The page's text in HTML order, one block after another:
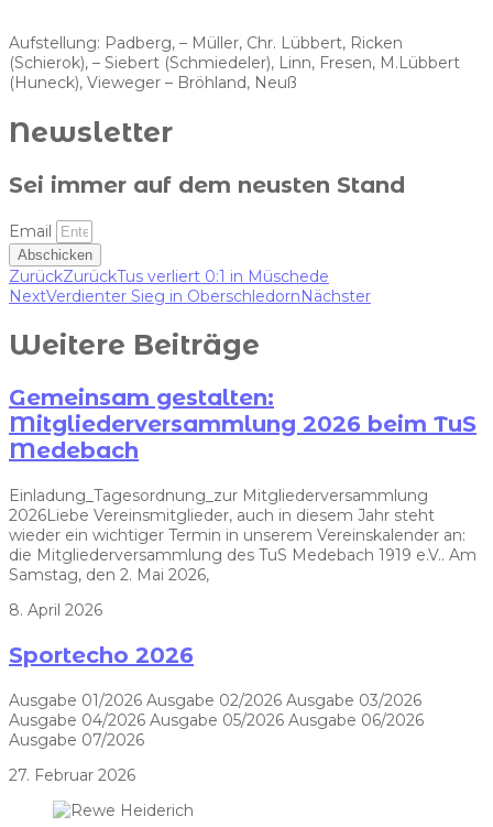
Aufstellung: Padberg, – Müller, Chr. Lübbert, Ricken
(Schierok), – Siebert (Schmiedeler), Linn, Fresen, M.Lübbert
(Huneck), Vieweger – Bröhland, Neuß
Newsletter
Sei immer auf dem neusten Stand
Email
Abschicken
ZurückZurückTus verliert 0:1 in Müschede
NextVerdienter Sieg in OberschledornNächster
Weitere Beiträge
Gemeinsam gestalten:
Mitgliederversammlung 2026 beim TuS
Medebach
Einladung_Tagesordnung_zur Mitgliederversammlung
2026Liebe Vereinsmitglieder, auch in diesem Jahr steht
wieder ein wichtiger Termin in unserem Vereinskalender an:
die Mitgliederversammlung des TuS Medebach 1919 e.V.. Am
Samstag, den 2. Mai 2026,
8. April 2026
Sportecho 2026
Ausgabe 01/2026 Ausgabe 02/2026 Ausgabe 03/2026
Ausgabe 04/2026 Ausgabe 05/2026 Ausgabe 06/2026
Ausgabe 07/2026
27. Februar 2026